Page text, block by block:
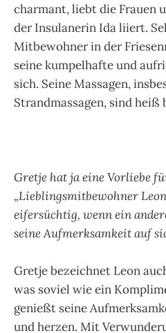
charmant, liebt die Frauen
der Insulanerin Ida liiert.
Mitbewohner in der
seine kumpelhafte und
sich. Seine Massagen,
Strandmassagen, sind heiß
Gretje hat ja eine Vorliebe
„Lieblingsmitbewohner
eifersüchtig, wenn ein
seine Aufmerksamkeit auf
Gretje bezeichnet Leon
was soviel wie ein
genießt seine
und herzen. Mit